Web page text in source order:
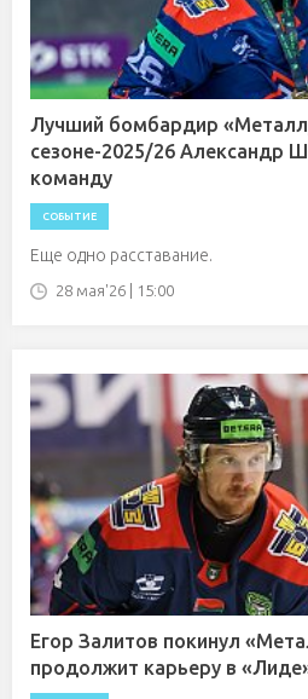
Лучший бомбардир
сезоне-2025/26 Александр
команду
СОБЫТИЕ
Еще одно расставание.
28 мая'26 | 15:00
Егор Залитов покинул
продолжит карьеру в